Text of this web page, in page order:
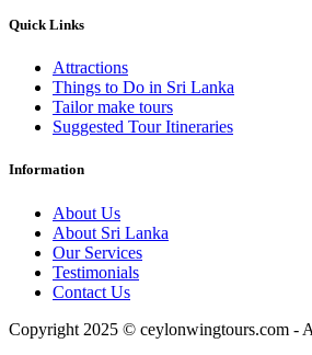
Quick Links
Attractions
Things to Do in Sri Lanka
Tailor make tours
Suggested Tour Itineraries
Information
About Us
About Sri Lanka
Our Services
Testimonials
Contact Us
Copyright 2025 © ceylonwingtours.com -